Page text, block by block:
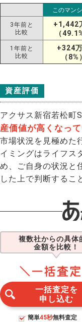
このマン
3年前と
比較
+1,442
（
1年前と
比較
+324
（8%）
資産評価
アクサス新宿若松町
産価値が高くなっ
市場状況を見極めた
イミングはライフス
め、ご自身の状況と
した上で判断するこ
複数社からの具体
金額を比較！
一括査定を
申し込む
簡単45秒無料査定